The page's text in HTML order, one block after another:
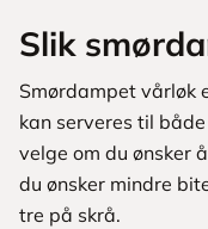
Slik
Smørdampet vårløk
kan serveres til
velge om du ønsker
du ønsker mindre
tre på skrå.